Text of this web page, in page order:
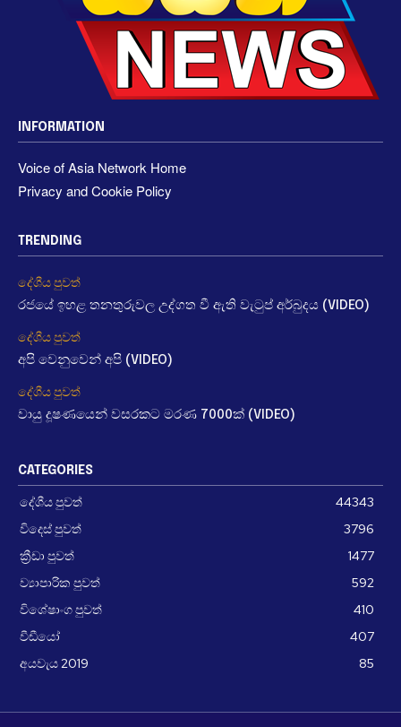
INFORMATION
Voice of Asia Network Home
Privacy and Cookie Policy
TRENDING
දේශීය පුවත්
රජයේ ඉහළ තනතුරුවල උද්ගත වී ඇති වැටුප් අර්බුදය (VIDEO)
දේශීය පුවත්
අපි වෙනුවෙන් අපි (VIDEO)
දේශීය පුවත්
වායු දූෂණයෙන් වසරකට මරණ 7000ක් (VIDEO)
CATEGORIES
දේශීය පුවත්
44343
විදෙස් පුවත්
3796
ක්‍රීඩා පුවත්
1477
ව්‍යාපාරික පුවත්
592
විශේෂාංග පුවත්
410
වීඩීයෝ
407
අයවැය 2019
85